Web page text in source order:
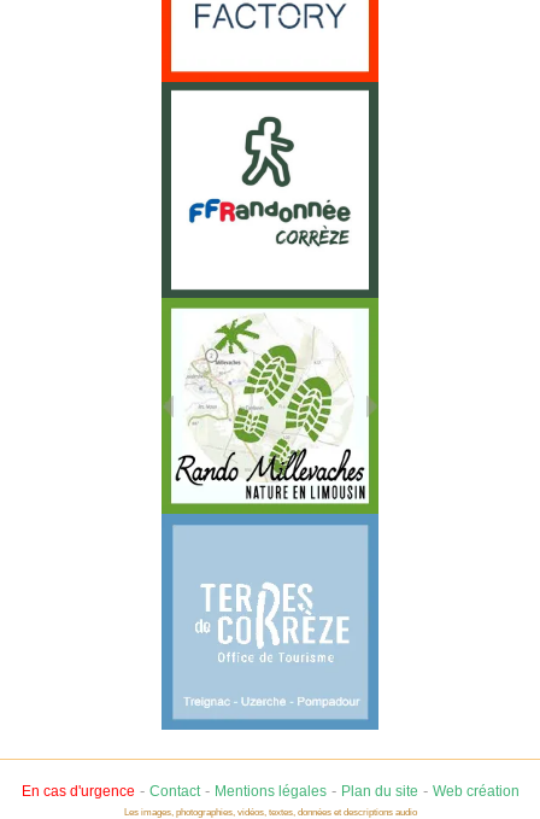
En cas d'urgence - Contact- Mentions légales- Plan du site - Web création
Les images, photographies, vidéos, textes, données et descriptions audio